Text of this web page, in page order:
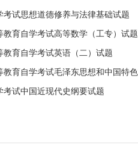
考试思想道德修养与法律基础试题
教育自学考试高等数学（工专）试题
教育自学考试英语（二）试题
考试中国近现代史纲要试题